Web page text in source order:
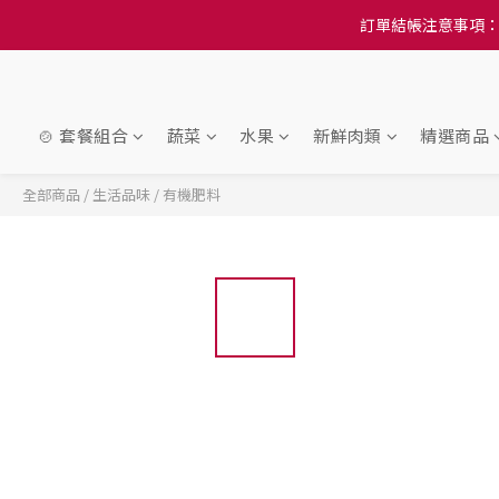
訂單結帳注意事項
訂單結帳注意事項
訂單結帳注意事項
🍲 套餐組合 蔬菜 水果 新鮮肉類 精選商品
全部商品 / 生活品味 / 有機肥料